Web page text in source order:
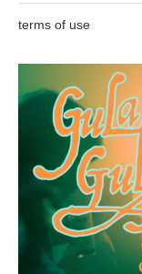
terms of use